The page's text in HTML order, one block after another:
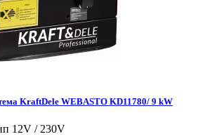
KraftDele WEBASTO KD11780/ 9 kW
12V / 230V